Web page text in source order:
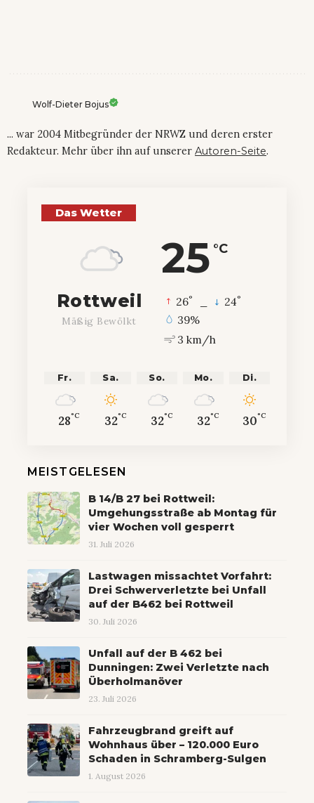
Wolf-Dieter Bojus
... war 2004 Mitbegründer der NRWZ und deren erster
Redakteur. Mehr über ihn auf unserer Autoren-Seite.
Das Wetter
25 °C
Rottweil
Mäßig Bewölkt
26° 24°
39%
3 km/h
Fr.
28°C
Sa.
32°C
So.
32°C
Mo.
32°C
Di.
30°C
MEISTGELESEN
B 14/B 27 bei Rottweil:
Umgehungsstraße ab Montag für
vier Wochen voll gesperrt
31. Juli 2026
Lastwagen missachtet Vorfahrt:
Drei Schwerverletzte bei Unfall
auf der B462 bei Rottweil
30. Juli 2026
Unfall auf der B 462 bei
Dunningen: Zwei Verletzte nach
Überholmanöver
23. Juli 2026
Fahrzeugbrand greift auf
Wohnhaus über – 120.000 Euro
Schaden in Schramberg-Sulgen
1. August 2026